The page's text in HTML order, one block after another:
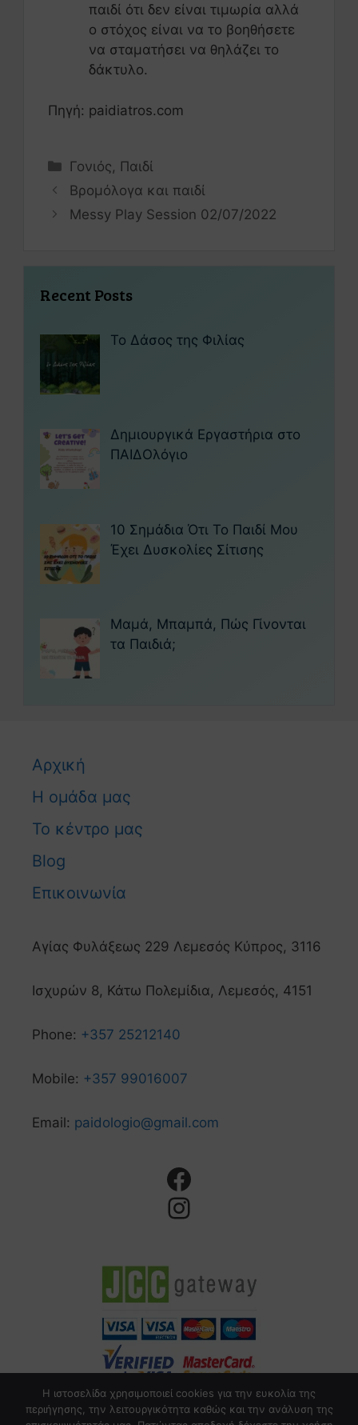
παιδί ότι δεν είναι τιμωρία αλλά
ο στόχος είναι να το βοηθήσετε
να σταματήσει να θηλάζει το
δάκτυλο.
Πηγή: paidiatros.com
Γονιός, Παιδί
Βροµόλογα και παιδί
Messy Play Session 02/07/2022
Recent Posts
Το Δάσος της Φιλίας
Δημιουργικά Εργαστήρια στο
ΠΑΙΔΟλόγιο
10 Σημάδια Ότι Το Παιδί Μου
Έχει Δυσκολίες Σίτισης
Μαμά, Μπαμπά, Πώς Γίνονται
τα Παιδιά;
Αρχική
Η ομάδα μας
Το κέντρο μας
Blog
Επικοινωνία
Αγίας Φυλάξεως 229 Λεμεσός Κύπρος, 3116
Ισχυρών 8, Κάτω Πολεμίδια, Λεμεσός, 4151
Phone: +357 25212140
Mobile: +357 99016007
Email: paidologio@gmail.com
Η ιστοσελίδα χρησιμοποιεί cookies για την ευκολία της
περιήγησης, την λειτουργικότητα καθώς και την ανάλυση της